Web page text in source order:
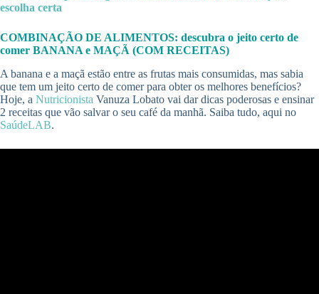
escolha certa
COMBINAÇÃO DE ALIMENTOS: descubra o jeito certo de
comer BANANA e MAÇÃ (COM RECEITAS)
A banana e a maçã estão entre as frutas mais consumidas, mas sabia
que tem um jeito certo de comer para obter os melhores benefícios?
Hoje, a Nutricionista Vanuza Lobato vai dar dicas poderosas e ensinar
2 receitas que vão salvar o seu café da manhã. Saiba tudo, aqui no
SaúdeLAB.